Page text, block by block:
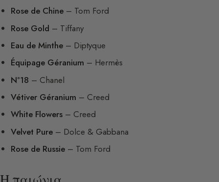
Rose de Chine – Tom Ford
Rose Gold – Tiffany
Eau de Minthe – Diptyque
Équipage Géranium – Hermès
N°18 – Chanel
Vétiver Géranium – Creed
White Flowers – Creed
Velvet Pure – Dolce & Gabbana
Rose de Russie – Tom Ford